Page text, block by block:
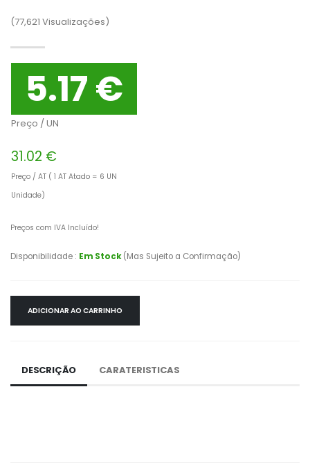
(77,621 Visualizações)
5.17 €
Preço / UN
31.02 €
Preço / AT ( 1 AT Atado = 6 UN
Unidade)
Preços com IVA Incluído!
Disponibilidade : Em Stock(Mas Sujeito a Confirmação)
ADICIONAR AO CARRINHO
DESCRIÇÃO CARATERISTICAS